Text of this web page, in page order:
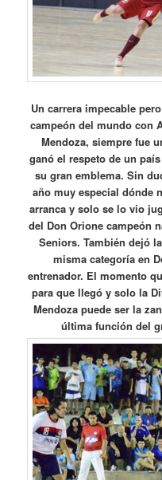
Un carrera impecable
campeón del mundo con
Mendoza, siempre fue
ganó el respeto de un
su gran emblema. Sin
año muy especial dónde
arranca y solo se lo vio
del Don Orione campeón
Seniors. También dejó
misma categoría en
entrenador. El momento
para que llegó y solo la
Mendoza puede ser la
última función del